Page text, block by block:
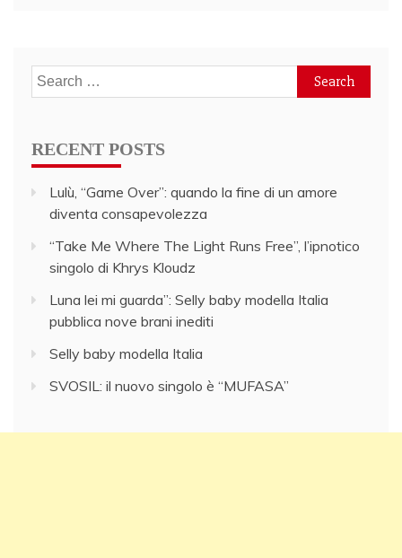
Search
for:
RECENT POSTS
Lulù, “Game Over”: quando la fine di un amore
diventa consapevolezza
“Take Me Where The Light Runs Free”, l’ipnotico
singolo di Khrys Kloudz
Luna lei mi guarda”: Selly baby modella Italia
pubblica nove brani inediti
Selly baby modella Italia
SVOSIL: il nuovo singolo è “MUFASA”